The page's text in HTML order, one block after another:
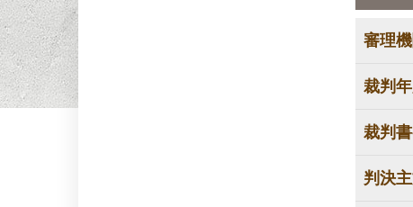
審理
裁判
裁判
判決